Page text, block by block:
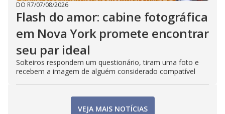
DO R7/07/08/2026
Flash do amor: cabine fotográfica
em Nova York promete encontrar
seu par ideal
Solteiros respondem um questionário, tiram uma foto e
recebem a imagem de alguém considerado compatível
VEJA MAIS NOTÍCIAS